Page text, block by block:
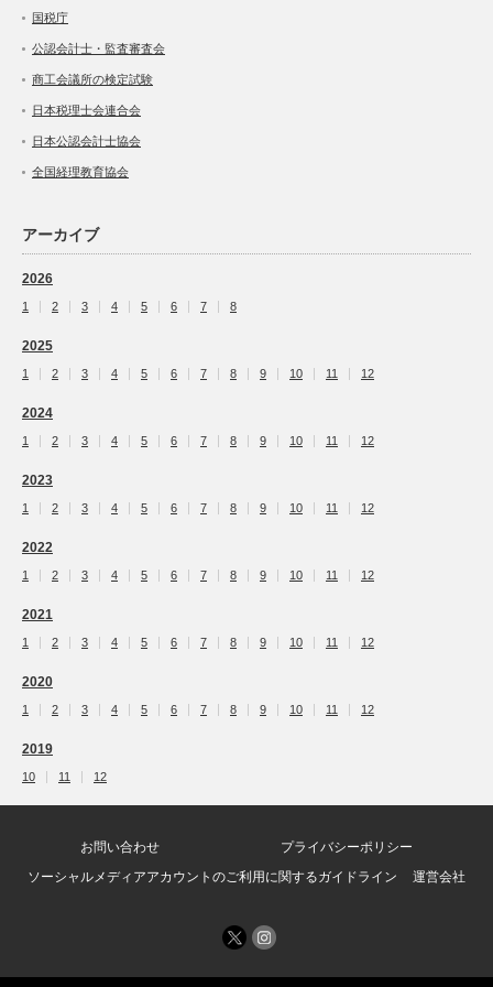
国税庁
公認会計士・監査審査会
商工会議所の検定試験
日本税理士会連合会
日本公認会計士協会
全国経理教育協会
アーカイブ
2026
1 2 3 4 5 6 7 8
2025
1 2 3 4 5 6 7 8 9 10 11 12
2024
1 2 3 4 5 6 7 8 9 10 11 12
2023
1 2 3 4 5 6 7 8 9 10 11 12
2022
1 2 3 4 5 6 7 8 9 10 11 12
2021
1 2 3 4 5 6 7 8 9 10 11 12
2020
1 2 3 4 5 6 7 8 9 10 11 12
2019
10 11 12
お問い合わせ
プライバシーポリシー
ソーシャルメディアアカウントのご利用に関するガイドライン
運営会社